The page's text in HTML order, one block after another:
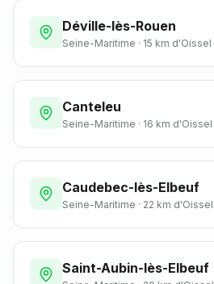
Déville-lès-Rouen
Seine-Maritime · 15 km d'Oissel
Canteleu
Seine-Maritime · 16 km d'Oissel
Caudebec-lès-Elbeuf
Seine-Maritime · 22 km d'Oissel
Saint-Aubin-lès-Elbeuf